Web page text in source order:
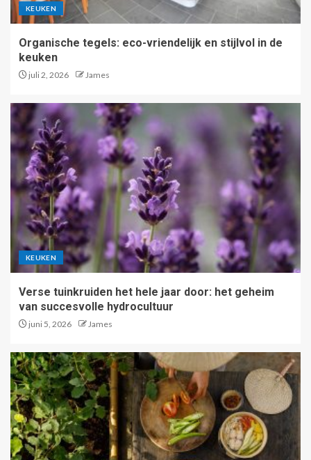
KEUKEN
Organische tegels: eco-vriendelijk en stijlvol in de
keuken
juli 2, 2026 James
KEUKEN
Verse tuinkruiden het hele jaar door: het geheim
van succesvolle hydrocultuur
juni 5, 2026 James